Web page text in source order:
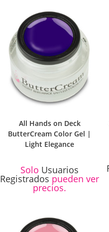
All Hands on Deck
ButterCream Color Gel |
Light Elegance
Solo Usuarios
Registrados pueden ver
precios.